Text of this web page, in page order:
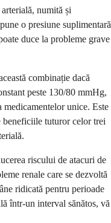
numită și
o presiune suplimentară
duce la probleme grave
combinație dacă
peste 130/80 mmHg,
unice. Este
beneficiile tuturor celor trei
riscului de atacuri de
renale care se dezvoltă
ridicată pentru perioade
într-un interval sănătos, vă